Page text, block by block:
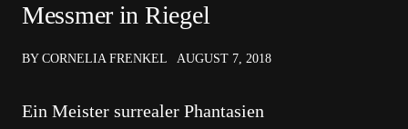
Messmer in Riegel
BY CORNELIA FRENKEL AUGUST 7, 2018
Ein Meister surrealer Phantasien